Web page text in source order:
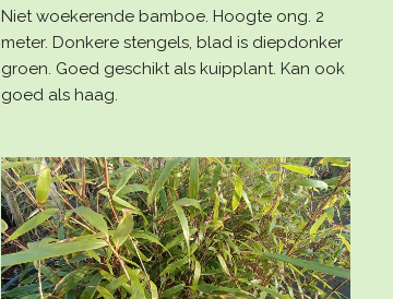
Niet woekerende bamboe. Hoogte ong. 2
meter. Donkere stengels, blad is diepdonker
groen. Goed geschikt als kuipplant. Kan ook
goed als haag.